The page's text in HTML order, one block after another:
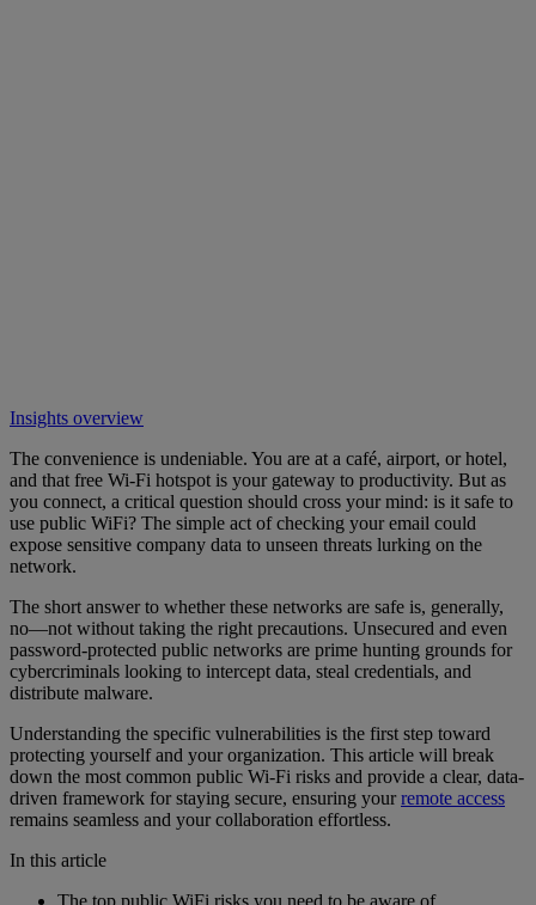
Insights overview
The convenience is undeniable. You are at a café, airport, or hotel,
and that free Wi-Fi hotspot is your gateway to productivity. But as
you connect, a critical question should cross your mind: is it safe to
use public WiFi? The simple act of checking your email could
expose sensitive company data to unseen threats lurking on the
network.
The short answer to whether these networks are safe is, generally,
no—not without taking the right precautions. Unsecured and even
password-protected public networks are prime hunting grounds for
cybercriminals looking to intercept data, steal credentials, and
distribute malware.
Understanding the specific vulnerabilities is the first step toward
protecting yourself and your organization. This article will break
down the most common public Wi-Fi risks and provide a clear, data-
driven framework for staying secure, ensuring yourremote access
remains seamless and your collaboration effortless.
In this article